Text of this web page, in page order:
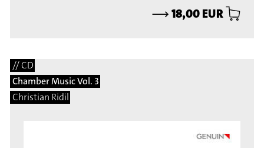
⟶18,00 EUR
// CD
Chamber Music Vol. 3
Christian Ridil